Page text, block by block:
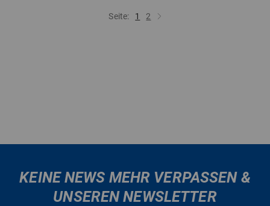
Seite: 1 2
KEINE NEWS MEHR VERPASSEN &
UNSEREN NEWSLETTER